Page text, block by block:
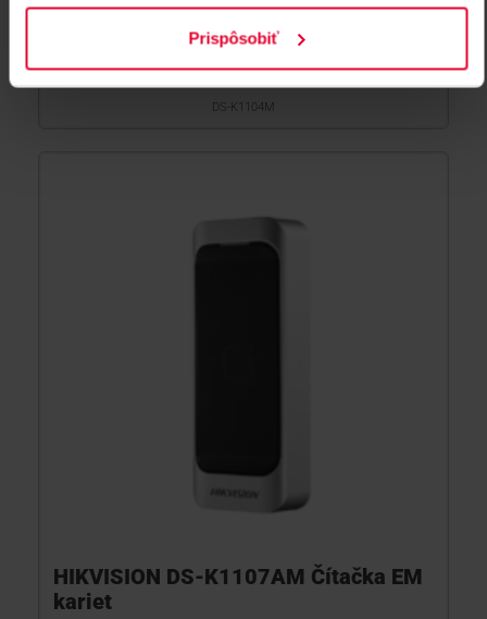
Prispôsobiť
HIKVISION DS-K1104M Čítačka
Čítačka Mifare kariet s Antivandál ochranou
DS-K1104M
HIKVISION DS-K1107AM Čítačka EM
kariet